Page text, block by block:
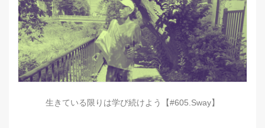
生きている限りは学び続けよう【#605.Sway】